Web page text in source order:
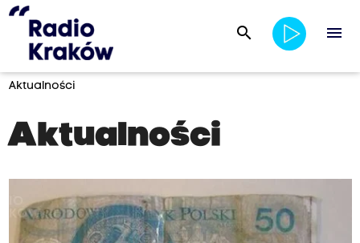
search menu
Aktualności
Aktualności